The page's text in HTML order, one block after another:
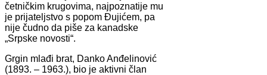
četničkim krugovima, najpoznatije mu
je prijateljstvo s popom Đujićem, pa
nije čudno da piše za kanadske
„Srpske novosti“.
Grgin mlađi brat, Danko Anđelinović
(1893. – 1963.), bio je aktivni član